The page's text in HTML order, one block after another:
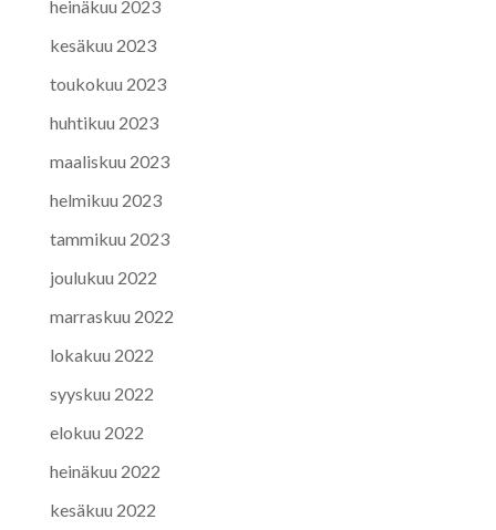
heinäkuu 2023
kesäkuu 2023
toukokuu 2023
huhtikuu 2023
maaliskuu 2023
helmikuu 2023
tammikuu 2023
joulukuu 2022
marraskuu 2022
lokakuu 2022
syyskuu 2022
elokuu 2022
heinäkuu 2022
kesäkuu 2022